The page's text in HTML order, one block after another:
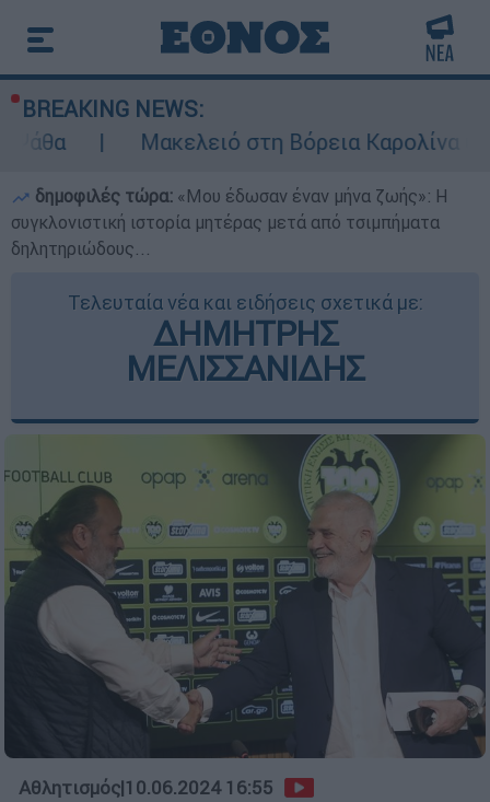
BREAKING NEWS:
Μακελειό στη Βόρεια Καρολίνα ύστερα από
δημοφιλές τώρα: «Μου έδωσαν έναν μήνα ζωής»: Η
συγκλονιστική ιστορία μητέρας μετά από τσιμπήματα
δηλητηριώδους...
Τελευταία νέα και ειδήσεις σχετικά με:
ΔΗΜΗΤΡΗΣ
ΜΕΛΙΣΣΑΝΙΔΗΣ
Αθλητισμός|10.06.2024 16:55